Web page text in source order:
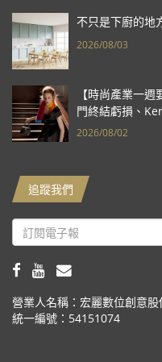
不只是下廚的地
2026/08/03
【時尚產業一
門終結虧損、
報亮眼
2026/08/02
追蹤我們
營業人名稱：宏麗數位創意股
統一編號：54151074